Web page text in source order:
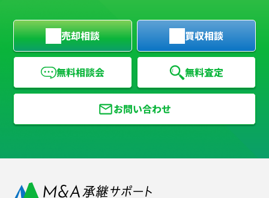
売却相談 買収相談
無料相談会 無料査定
お問い合わせ